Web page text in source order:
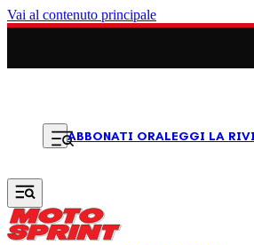
Vai al contenuto principale
ABBONATI ORALEGGI LA